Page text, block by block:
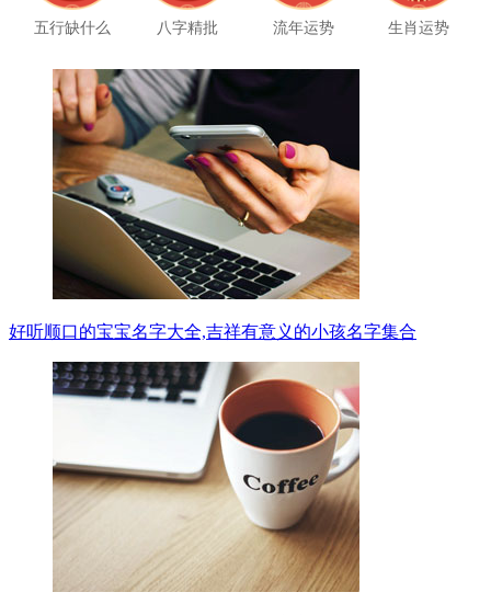
五行缺什么 八字精批 流年运势 生肖运势
好听顺口的宝宝名字大全,吉祥有意义的小孩名字集合